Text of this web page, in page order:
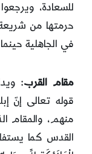
للسعادة،
حرمتها من
في الجاهلية
مقام القرب:
قوله تعالى إنّ
منهم، والمقام
القدس كما